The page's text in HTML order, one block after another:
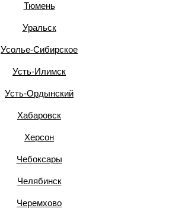
Тюмень
Уральск
Усолье-Сибирское
Усть-Илимск
Усть-Ордынский
Хабаровск
Херсон
Чебоксары
Челябинск
Черемхово